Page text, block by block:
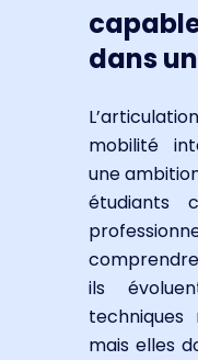
dans
mobilité
une
étudiants
ils
techniques
mais elles